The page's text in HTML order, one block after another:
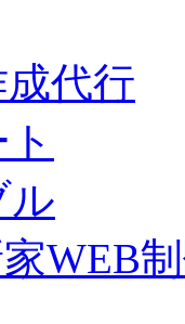
代行
ル
WEB